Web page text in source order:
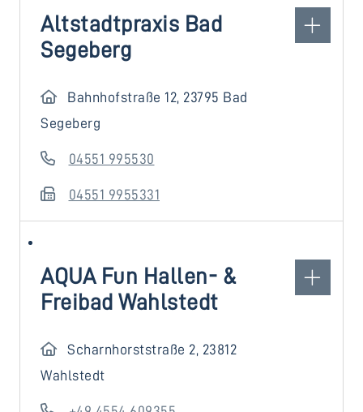
Altstadtpraxis Bad
Segeberg
Bahnhofstraße 12, 23795 Bad
Segeberg
04551 995530
04551 9955331
AQUA Fun Hallen- &
Freibad Wahlstedt
Scharnhorststraße 2, 23812
Wahlstedt